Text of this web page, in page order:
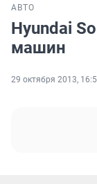
АВТО
Hyundai
машин
29 октября 2013,